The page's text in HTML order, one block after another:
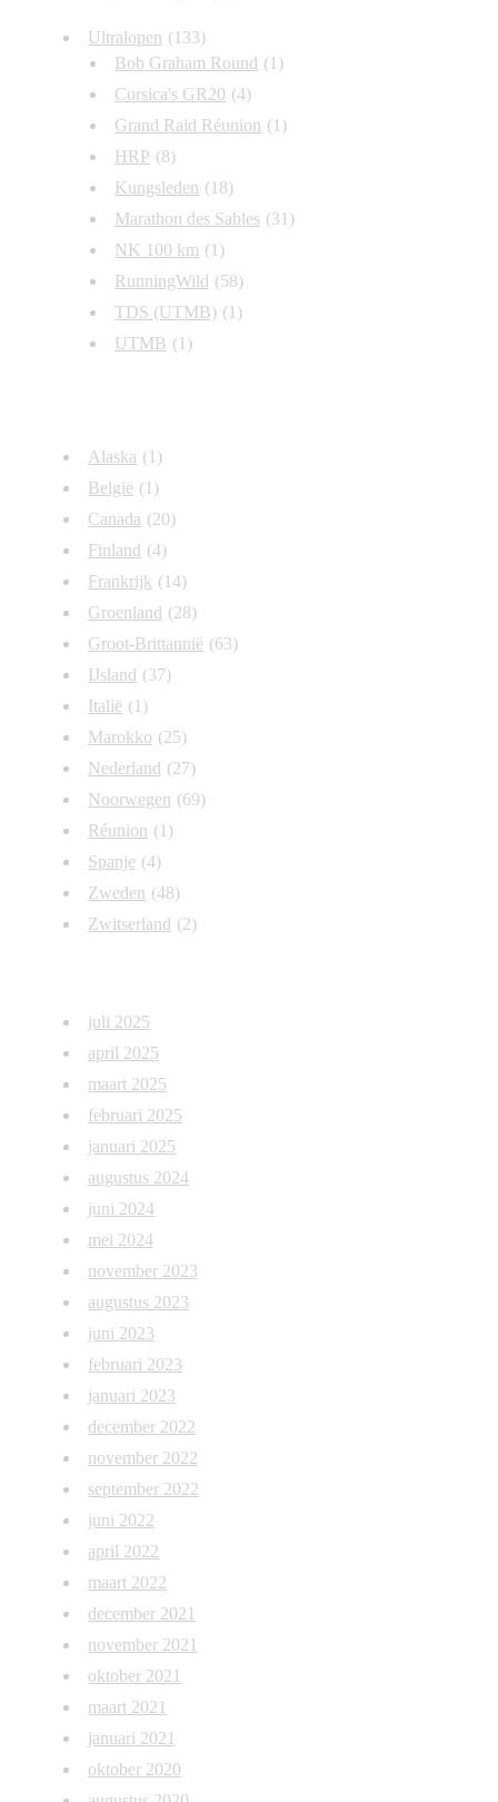
Ultralopen (133)
Bob Graham Round (1)
Corsica's GR20 (4)
Grand Raid Réunion (1)
HRP (8)
Kungsleden (18)
Marathon des Sables (31)
NK 100 km (1)
RunningWild (58)
TDS (UTMB) (1)
UTMB (1)
Alaska (1)
België (1)
Canada (20)
Finland (4)
Frankrijk (14)
Groenland (28)
Groot-Brittannië (63)
IJsland (37)
Italië (1)
Marokko (25)
Nederland (27)
Noorwegen (69)
Réunion (1)
Spanje (4)
Zweden (48)
Zwitserland (2)
juli 2025
april 2025
maart 2025
februari 2025
januari 2025
augustus 2024
juni 2024
mei 2024
november 2023
augustus 2023
juni 2023
februari 2023
januari 2023
december 2022
november 2022
september 2022
juni 2022
april 2022
maart 2022
december 2021
november 2021
oktober 2021
maart 2021
januari 2021
oktober 2020